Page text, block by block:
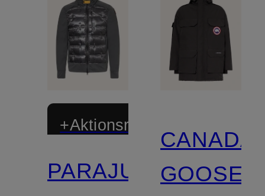
+Aktionsrabatt
PARAJUMPERS
CANADA
GOOSE